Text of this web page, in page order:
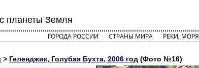
планеты Земля
ГОРОДА РОССИИ СТРАНЫ МИРА РЕКИ, МОРЯ
> Геленджик, Голубая Бухта, 2006 год (Фото №16)